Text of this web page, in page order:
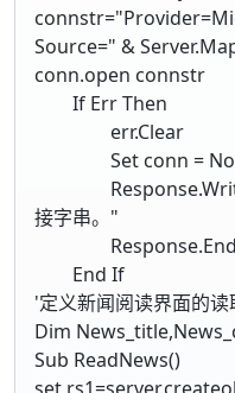
Source=" &
conn.open connstr
If Err Then
err.Clear
Set conn =
Response.Write "
接字串。"
Response.End
End If
'定义新闻阅读界面的读
Dim
Sub ReadNews()
set